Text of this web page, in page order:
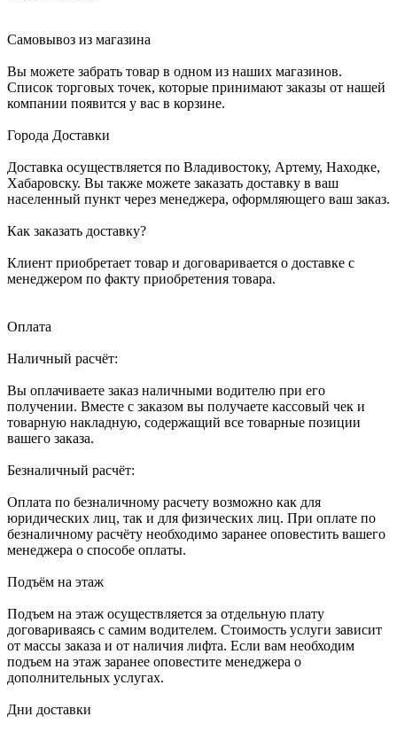
Самовывоз из магазина
Вы можете забрать товар в одном из наших магазинов.
Список торговых точек, которые принимают заказы от нашей
компании появится у вас в корзине.
Города Доставки
Доставка осуществляется по Владивостоку, Артему, Находке,
Хабаровску. Вы также можете заказать доставку в ваш
населенный пункт через менеджера, оформляющего ваш заказ.
Как заказать доставку?
Клиент приобретает товар и договаривается о доставке с
менеджером по факту приобретения товара.
Оплата
Наличный расчёт:
Вы оплачиваете заказ наличными водителю при его
получении. Вместе с заказом вы получаете кассовый чек и
товарную накладную, содержащий все товарные позиции
вашего заказа.
Безналичный расчёт:
Оплата по безналичному расчету возможно как для
юридических лиц, так и для физических лиц. При оплате по
безналичному расчёту необходимо заранее оповестить вашего
менеджера о способе оплаты.
Подъём на этаж
Подъем на этаж осуществляется за отдельную плату
договариваясь с самим водителем. Стоимость услуги зависит
от массы заказа и от наличия лифта. Если вам необходим
подъем на этаж заранее оповестите менеджера о
дополнительных услугах.
Дни доставки